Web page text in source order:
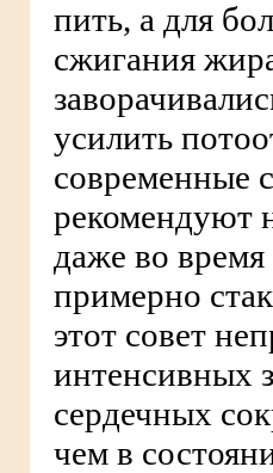
пить, а для
сжигания
усилить
современные
рекомендуют
даже во
примерно
этот совет
интенсивных
сердечных
чем в